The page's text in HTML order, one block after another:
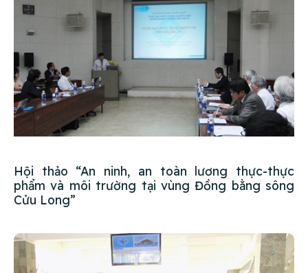
Hội thảo “An ninh, an toàn lương thực-thực
phẩm và môi trường tại vùng Đồng bằng sông
Cửu Long”